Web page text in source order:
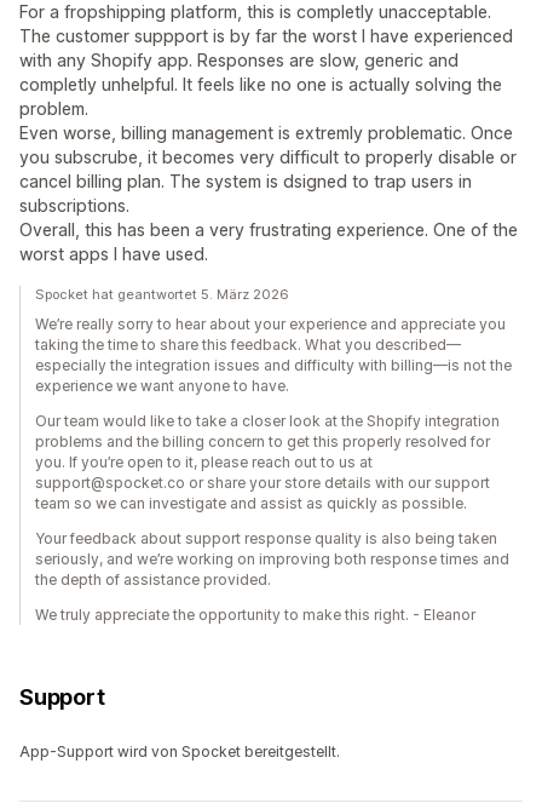
For a fropshipping platform, this is completly unacceptable.
The customer suppport is by far the worst I have experienced
with any Shopify app. Responses are slow, generic and
completly unhelpful. It feels like no one is actually solving the
problem.
Even worse, billing management is extremly problematic. Once
you subscrube, it becomes very difficult to properly disable or
cancel billing plan. The system is dsigned to trap users in
subscriptions.
Overall, this has been a very frustrating experience. One of the
worst apps I have used.
Spocket hat geantwortet 5. März 2026
We’re really sorry to hear about your experience and appreciate you
taking the time to share this feedback. What you described—
especially the integration issues and difficulty with billing—is not the
experience we want anyone to have.
Our team would like to take a closer look at the Shopify integration
problems and the billing concern to get this properly resolved for
you. If you’re open to it, please reach out to us at
support@spocket.co or share your store details with our support
team so we can investigate and assist as quickly as possible.
Your feedback about support response quality is also being taken
seriously, and we’re working on improving both response times and
the depth of assistance provided.
We truly appreciate the opportunity to make this right. - Eleanor
Support
App-Support wird von Spocket bereitgestellt.